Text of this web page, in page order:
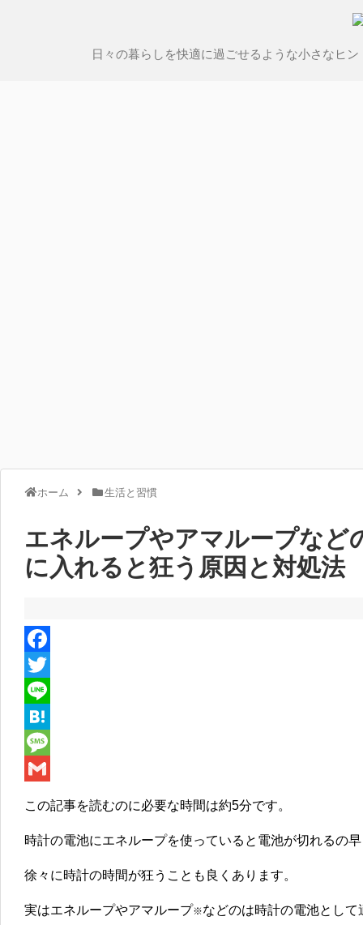
日々の暮らしを快適に過ごせるような小さなヒ
ホーム 生活と習慣
エネループやアマループなど
に入れると狂う原因と対処法
F
a
e
b
k
T
w
i
r
i
n
H
a
n
a
M
s
a
a
i
この記事を読むのに必要な時間は約5分です。
時計の電池にエネループを使っていると電池が切れるの
徐々に時計の時間が狂うことも良くあります。
実はエネループやアマループ※などのは時計の電池とし